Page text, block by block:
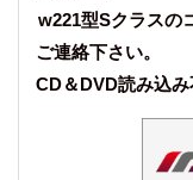
w221型Sクラスの
ご連絡下さい。
CD＆DVD読み込み